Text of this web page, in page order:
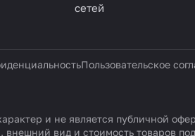
сетей
Пользовательское
и не является публичной
вид и стоимость товаров